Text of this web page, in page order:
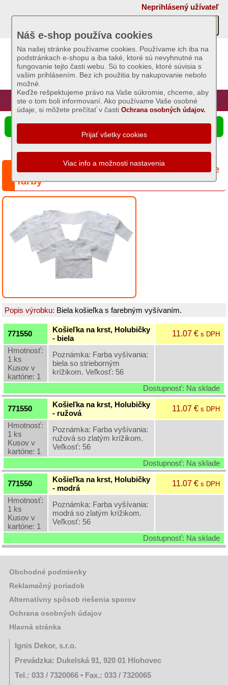
Neprihlásený užívateľ
Úvod Hlavná stránka Prihlásenie Registrácia
Náš e-shop používa cookies
Na našej stránke používame cookies. Používame ich iba na
podstránkach e-shopu a iba také, ktoré sú nevyhnutné na
fungovanie tejto časti webu. Sú to cookies, ktoré súvisia s
vašim prihlásením. Bez ich použitia by nakupovanie nebolo
možné.
Keďže rešpektujeme právo na Vaše súkromie, chceme, aby
ste o tom boli informovaní. Ako používame Vaše osobné
údaje, si môžete prečítať v častiOchrana osobných údajov.
☰ Ponuka produktov
Akcie
Sviečky
Umelé
kvety
Semená
osivá
Chovateľské
Grilovací
program
Dekorácie
Domáce
potreby
Ostatný
rôzny
sortiment
Vinárske
potreby
a
rôzne
fľaše
Krstové
Podložky
pod
sviečky
Kvetinárske
-
bodce,
organzy,
celofány,
Flore
insekticídy,
pasce,
Zapaľovače
Séria: Košieľka na krst, Holubičky - rôzne
farby
Popis výrobku: Biela košieľka s farebným vyšívaním.
771550
Košieľka na krst, Holubičky
- biela
11.07 €s DPH
Hmotnosť:
1 ks
Kusov v
kartóne: 1
Poznámka: Farba vyšívania:
biela so strieborným
krížikom. Veľkosť: 56
Dostupnosť: Na sklade
771550
Košieľka na krst, Holubičky
- ružová
11.07 €s DPH
Hmotnosť:
1 ks
Kusov v
kartóne: 1
Poznámka: Farba vyšívania:
ružová so zlatým krížikom.
Veľkosť: 56
Dostupnosť: Na sklade
771550
Košieľka na krst, Holubičky
- modrá
11.07 €s DPH
Hmotnosť:
1 ks
Kusov v
kartóne: 1
Poznámka: Farba vyšívania:
modrá so zlatým krížikom.
Veľkosť: 56
Dostupnosť: Na sklade
Obchodné podmienky
Reklamačný poriadok
Alternatívny spôsob riešenia sporov
Ochrana osobných údajov
Hlavná stránka
Ignis Dekor, s.r.o.
Prevádzka: Dukelská 91, 920 01 Hlohovec
Tel.: 033 / 7320066 • Fax.: 033 / 7320065